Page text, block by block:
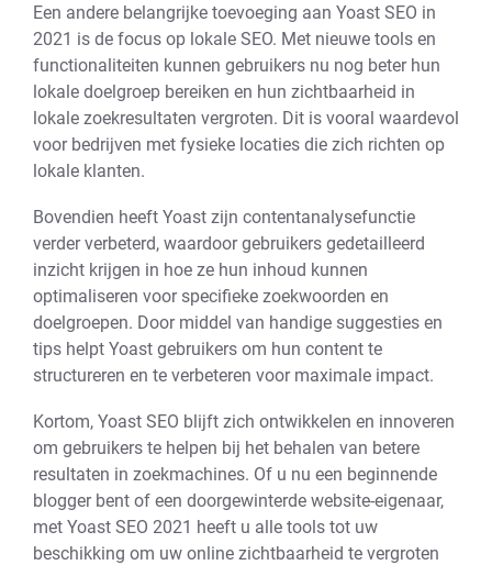
Een andere belangrijke toevoeging aan Yoast SEO in
2021 is de focus op lokale SEO. Met nieuwe tools en
functionaliteiten kunnen gebruikers nu nog beter hun
lokale doelgroep bereiken en hun zichtbaarheid in
lokale zoekresultaten vergroten. Dit is vooral waardevol
voor bedrijven met fysieke locaties die zich richten op
lokale klanten.
Bovendien heeft Yoast zijn contentanalysefunctie
verder verbeterd, waardoor gebruikers gedetailleerd
inzicht krijgen in hoe ze hun inhoud kunnen
optimaliseren voor specifieke zoekwoorden en
doelgroepen. Door middel van handige suggesties en
tips helpt Yoast gebruikers om hun content te
structureren en te verbeteren voor maximale impact.
Kortom, Yoast SEO blijft zich ontwikkelen en innoveren
om gebruikers te helpen bij het behalen van betere
resultaten in zoekmachines. Of u nu een beginnende
blogger bent of een doorgewinterde website-eigenaar,
met Yoast SEO 2021 heeft u alle tools tot uw
beschikking om uw online zichtbaarheid te vergroten